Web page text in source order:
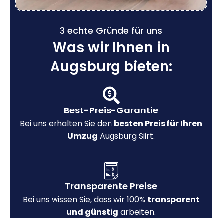
3 echte Gründe für uns
Was wir Ihnen in
Augsburg bieten:
Best-Preis-Garantie
Bei uns erhalten Sie den besten Preis für Ihren
Umzug Augsburg Siirt.
Transparente Preise
Bei uns wissen Sie, dass wir 100% transparent
und günstig arbeiten.